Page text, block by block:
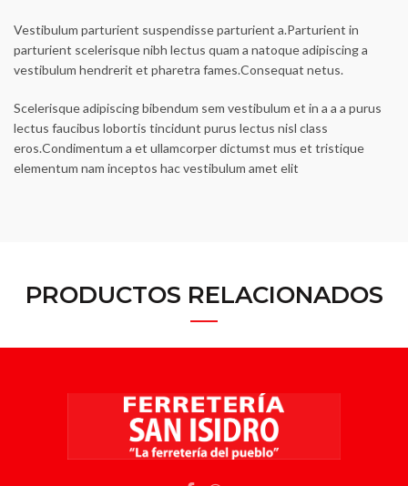
Vestibulum parturient suspendisse parturient a.Parturient in
parturient scelerisque nibh lectus quam a natoque adipiscing a
vestibulum hendrerit et pharetra fames.Consequat netus.
Scelerisque adipiscing bibendum sem vestibulum et in a a a purus
lectus faucibus lobortis tincidunt purus lectus nisl class
eros.Condimentum a et ullamcorper dictumst mus et tristique
elementum nam inceptos hac vestibulum amet elit
PRODUCTOS RELACIONADOS